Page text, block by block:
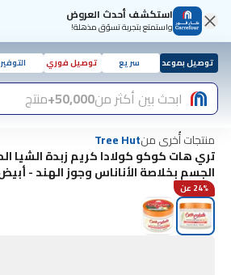
استكشف أحدث العروض
واستمتع بتجربة تسوّق مذهلة!
توصيل بموعد سريع توصيل فوري التوفير
ابحث بين أكثر من50,000+ منتج
منتجات أُخرى منTree Hut
تري هات كوكو كولادا كريم زبدة الشيا
الجسم بخلاصة الأناناس وجوز الهند - أبيض 240
24% عن